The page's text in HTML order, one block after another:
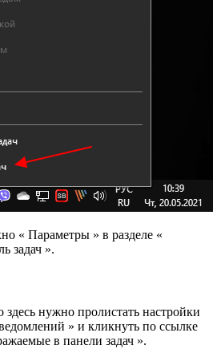
« Параметры » в разделе «
задач ».
нужно пролистать настройки
» и кликнуть по ссылке
в панели задач ».